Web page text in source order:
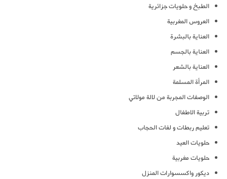
الطبخ و حلويات جزائرية
العروس المغربية
العناية بالبشرة
العناية بالجسم
العناية بالشعر
المرأة المسلمة
الوصفات المجربة من لالة مولاتي
تربية الاطفال
تعليم ربطات و لفات الحجاب
حلويات العيد
حلويات مغربية
ديكور واكسسوارات المنزل